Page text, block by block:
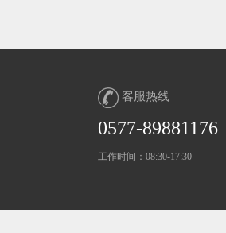
客服热线
0577-89881176
工作时间：08:30-17:30